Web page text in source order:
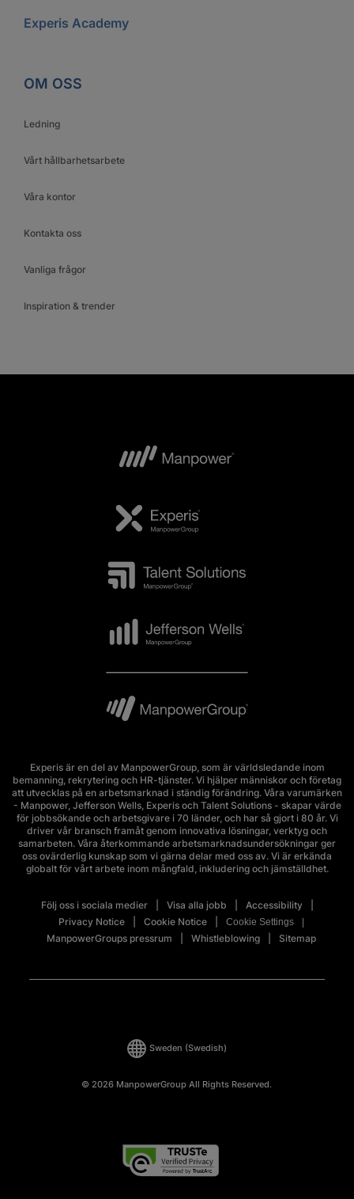
Experis Academy
OM OSS
Ledning
Vårt hållbarhetsarbete
Våra kontor
Kontakta oss
Vanliga frågor
Inspiration & trender
Experis är en del av ManpowerGroup, som är världsledande inom
bemanning, rekrytering och HR-tjänster. Vi hjälper människor och företag
att utvecklas på en arbetsmarknad i ständig förändring. Våra varumärken
- Manpower, Jefferson Wells, Experis och Talent Solutions - skapar värde
för jobbsökande och arbetsgivare i 70 länder, och har så gjort i 80 år. Vi
driver vår bransch framåt genom innovativa lösningar, verktyg och
samarbeten. Våra återkommande arbetsmarknadsundersökningar ger
oss ovärderlig kunskap som vi gärna delar med oss av. Vi är erkända
globalt för vårt arbete inom mångfald, inkludering och jämställdhet.
Följ oss i sociala medier Visa alla jobb
Accessibility
Privacy Notice
Cookie Notice Cookie Settings
ManpowerGroups pressrum Whistleblowing Sitemap
© 2026 ManpowerGroup All Rights Reserved.
Sweden (Swedish)